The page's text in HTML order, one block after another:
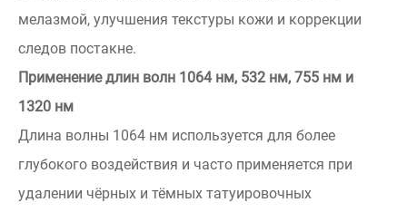
мелазмой, улучшения текстуры кожи и коррекции
следов постакне.
Применение длин волн 1064 нм, 532 нм, 755 нм и
1320 нм
Длина волны 1064 нм используется для более
глубокого воздействия и часто применяется при
удалении чёрных и тёмных татуировочных